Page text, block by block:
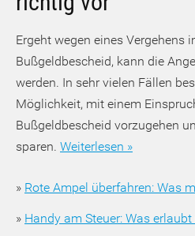
Ergeht wegen eines Vergehens
Bußgeldbescheid, kann die
werden. In sehr vielen Fällen
Möglichkeit, mit einem
Bußgeldbescheid vorzugehen
sparen. Weiterlesen »
» Rote Ampel überfahren: Was
» Handy am Steuer: Was